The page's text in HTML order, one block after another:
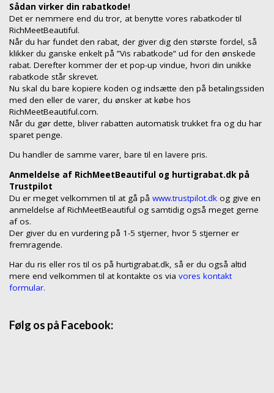
Sådan virker din rabatkode!
Det er nemmere end du tror, at benytte vores rabatkoder til
RichMeetBeautiful.
Når du har fundet den rabat, der giver dig den største fordel, så
klikker du ganske enkelt på ”Vis rabatkode” ud for den ønskede
rabat. Derefter kommer der et pop-up vindue, hvori din unikke
rabatkode står skrevet.
Nu skal du bare kopiere koden og indsætte den på betalingssiden
med den eller de varer, du ønsker at købe hos
RichMeetBeautiful.com.
Når du gør dette, bliver rabatten automatisk trukket fra og du har
sparet penge.
Du handler de samme varer, bare til en lavere pris.
Anmeldelse af RichMeetBeautiful og hurtigrabat.dk på
Trustpilot
Du er meget velkommen til at gå på www.trustpilot.dk og give en
anmeldelse af RichMeetBeautiful og samtidig også meget gerne
af os.
Der giver du en vurdering på 1-5 stjerner, hvor 5 stjerner er
fremragende.
Har du ris eller ros til os på hurtigrabat.dk, så er du også altid
mere end velkommen til at kontakte os via vores kontakt
formular.
Følg os på Facebook: